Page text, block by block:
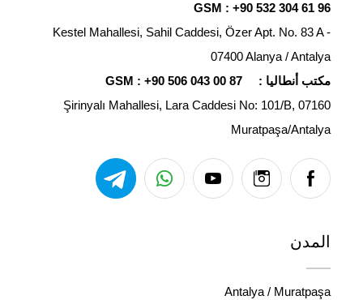
GSM : +90 532 304 61 96
Kestel Mahallesi, Sahil Caddesi, Özer Apt. No. 83 A -
07400 Alanya / Antalya
مكتب أنطاليا :
GSM : +90 506 043 00 87
Şirinyalı Mahallesi, Lara Caddesi No: 101/B, 07160
Muratpaşa/Antalya
المدن
Antalya / Muratpaşa